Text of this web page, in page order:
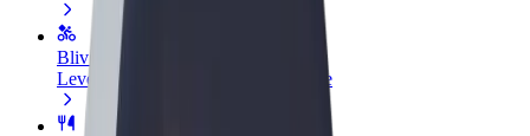
Bliv leveringsperson
Lever mad og få udbetaling hver uge